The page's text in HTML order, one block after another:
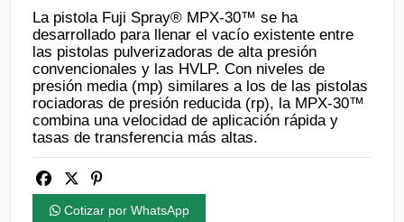
La pistola Fuji Spray® MPX-30™ se ha
desarrollado para llenar el vacío existente entre
las pistolas pulverizadoras de alta presión
convencionales y las HVLP. Con niveles de
presión media (mp) similares a los de las pistolas
rociadoras de presión reducida (rp), la MPX-30™
combina una velocidad de aplicación rápida y
tasas de transferencia más altas.
Cotizar por WhatsApp